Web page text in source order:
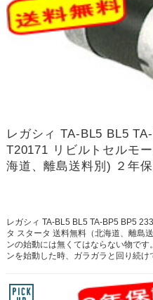
レガシィ TA-BL5 BL5
T20171 リビルトセルモ
海道、離島送料別) ２年
レガシィ TA-BL5 BL5 TA-BP5 BP5
タ スタータ 送料無料（北海道、離島
ンの始動には無くてはならない物で
ンを始動した時、ガラガラと回り続け